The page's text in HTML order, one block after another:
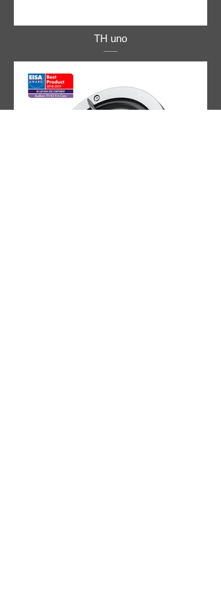
TH uno